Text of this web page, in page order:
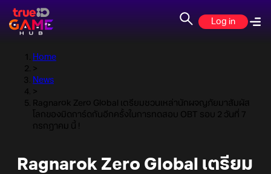
Log in
Home
>
News
>
Ragnarok Zero Global เตรียมชวนเหล่านักผจญภัยมาสัมผัส
โลกของมิดการ์ดกันอีกครั้งในการทดสอบ OBT รอบ 2 วันที่ 7
กรกฎาคม นี้ !
Ragnarok Zero Global เตรียม